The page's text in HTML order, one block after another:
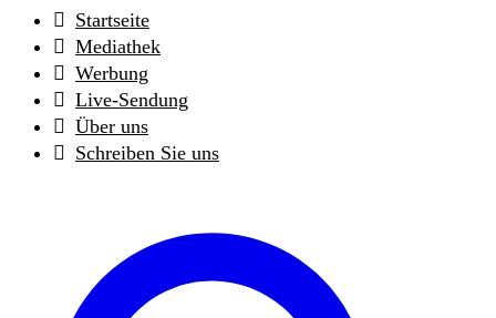
Startseite
Mediathek
Werbung
Live-Sendung
Über uns
Schreiben Sie uns